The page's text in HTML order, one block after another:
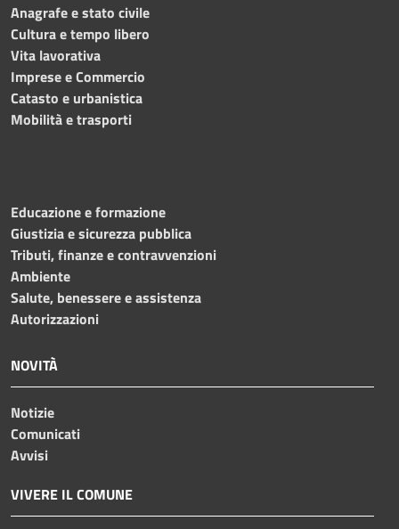
Anagrafe e stato civile
Cultura e tempo libero
Vita lavorativa
Imprese e Commercio
Catasto e urbanistica
Mobilità e trasporti
Educazione e formazione
Giustizia e sicurezza pubblica
Tributi, finanze e contravvenzioni
Ambiente
Salute, benessere e assistenza
Autorizzazioni
NOVITÀ
Notizie
Comunicati
Avvisi
VIVERE IL COMUNE